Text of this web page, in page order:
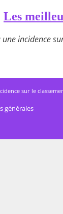
Les
incidence
sur le
générales